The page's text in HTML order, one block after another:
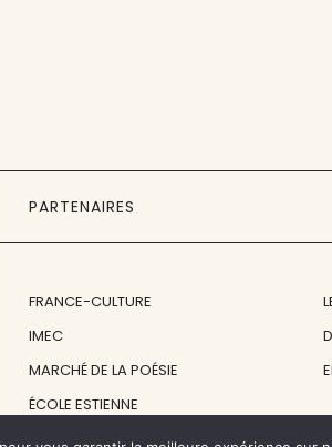
PARTENAIRES
FRANCE-CULTURE
IMEC
MARCHÉ DE LA POÉSIE
ÉCOLE ESTIENNE